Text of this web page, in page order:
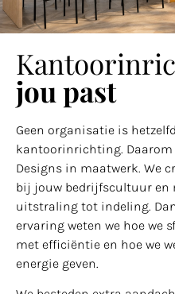
jou past
Geen organisatie is
kantoorinrichting.
Designs in maatwerk. We
bij jouw bedrijfscultuur en
uitstraling tot indeling.
ervaring weten we hoe we
met efficiëntie en hoe we
energie geven.